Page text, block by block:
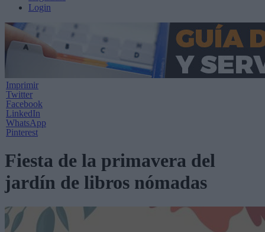
Login
Imprimir
Twitter
Facebook
LinkedIn
WhatsApp
Pinterest
Fiesta de la primavera del
jardín de libros nómadas